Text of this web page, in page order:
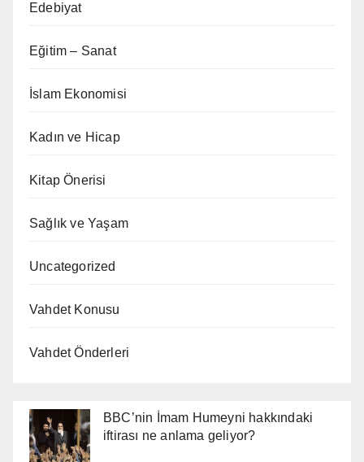
Edebiyat
Eğitim – Sanat
İslam Ekonomisi
Kadın ve Hicap
Kitap Önerisi
Sağlık ve Yaşam
Uncategorized
Vahdet Konusu
Vahdet Önderleri
BBC’nin İmam Humeyni hakkındaki
iftirası ne anlama geliyor?